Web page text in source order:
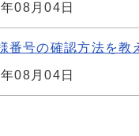
08月04日
番号の確認方法を教
08月04日